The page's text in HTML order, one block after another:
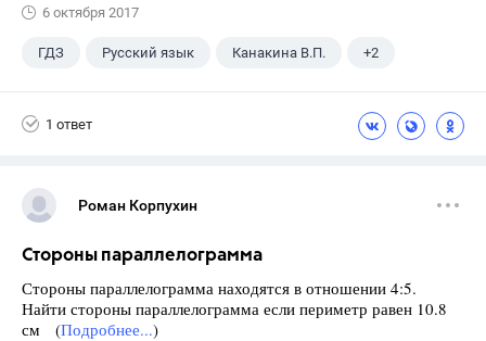
6 октября 2017
ГДЗ Русский язык Канакина В.П. +2
1 ответ
Роман Корпухин
Стороны параллелограмма
Стороны параллелограмма находятся в отношении 4:5.
Найти стороны параллелограмма если периметр равен 10.8
см (Подробнее...)